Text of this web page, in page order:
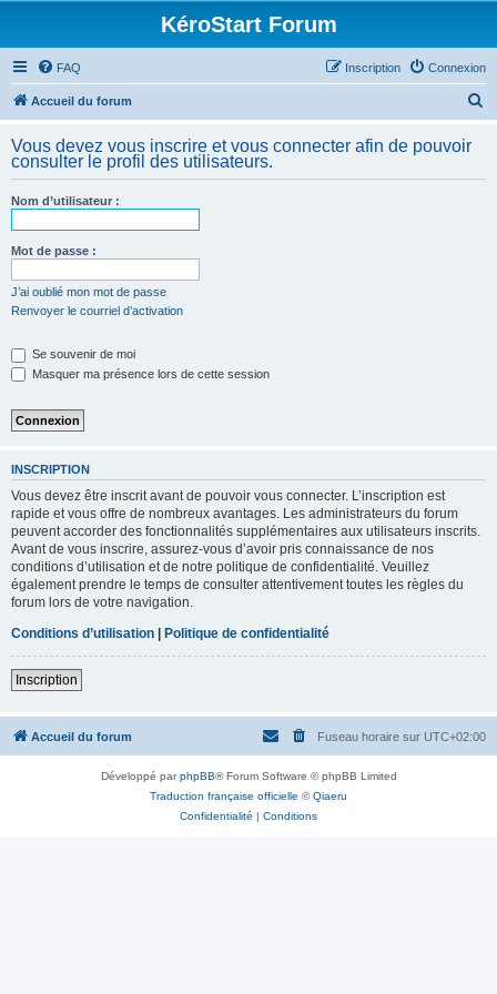
KéroStart Forum
FAQ Connexion
Inscription
Accueil du forum
h
Vous devez vous inscrire et vous connecter afin de pouvoir
consulter le profil des utilisateurs.
Nom d’utilisateur :
Mot de passe :
J’ai oublié mon mot de passe
Renvoyer le courriel d’activation
Se souvenir de moi
Masquer ma présence lors de cette session
INSCRIPTION
Vous devez être inscrit avant de pouvoir vous connecter. L’inscription est
rapide et vous offre de nombreux avantages. Les administrateurs du forum
peuvent accorder des fonctionnalités supplémentaires aux utilisateurs inscrits.
Avant de vous inscrire, assurez-vous d’avoir pris connaissance de nos
conditions d’utilisation et de notre politique de confidentialité. Veuillez
également prendre le temps de consulter attentivement toutes les règles du
forum lors de votre navigation.
Conditions d’utilisation | Politique de confidentialité
Inscription
Accueil du forum Fuseau horaire sur UTC+02:00
Développé parphpBB® Forum Software © phpBB Limited
Traduction française officielle ©Qiaeru
Confidentialité | Conditions